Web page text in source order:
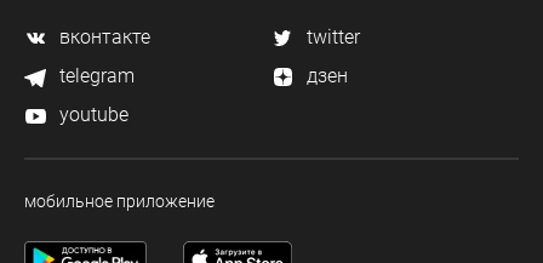
вконтакте
twitter
telegram
дзен
youtube
мобильное приложение